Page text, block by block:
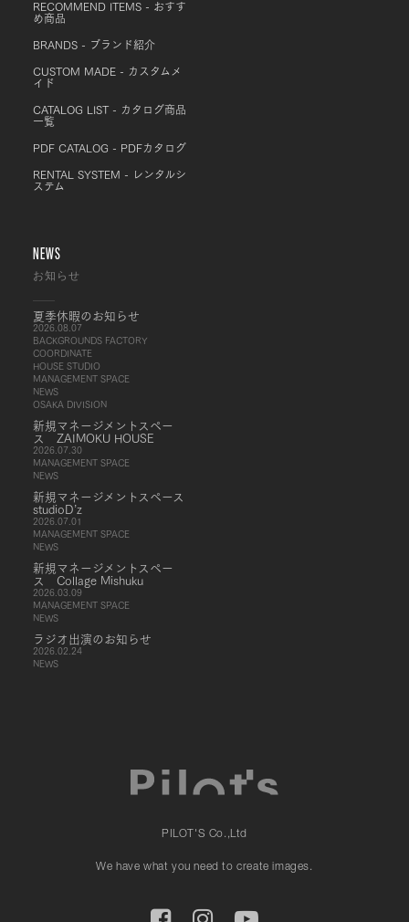
RECOMMEND ITEMS - おすす
め商品
BRANDS - ブランド紹介
CUSTOM MADE - カスタムメ
イド
CATALOG LIST - カタログ商品
一覧
PDF CATALOG - PDFカタログ
RENTAL SYSTEM - レンタルシ
ステム
NEWS
お知らせ
夏季休暇のお知らせ
2026.08.07
BACKGROUNDS FACTORY
COORDINATE
HOUSE STUDIO
MANAGEMENT SPACE
NEWS
OSAKA DIVISION
新規マネージメントスペー
ス ZAIMOKU HOUSE
2026.07.30
MANAGEMENT SPACE
NEWS
新規マネージメントスペース
studioD’z
2026.07.01
MANAGEMENT SPACE
NEWS
新規マネージメントスペー
ス Collage Mishuku
2026.03.09
MANAGEMENT SPACE
NEWS
ラジオ出演のお知らせ
2026.02.24
NEWS
PILOT'S Co.,Ltd
We have what you need to create images.